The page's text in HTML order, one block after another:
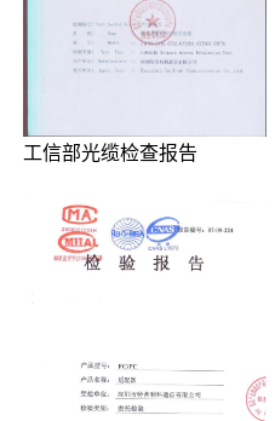
工信部光缆检查报告